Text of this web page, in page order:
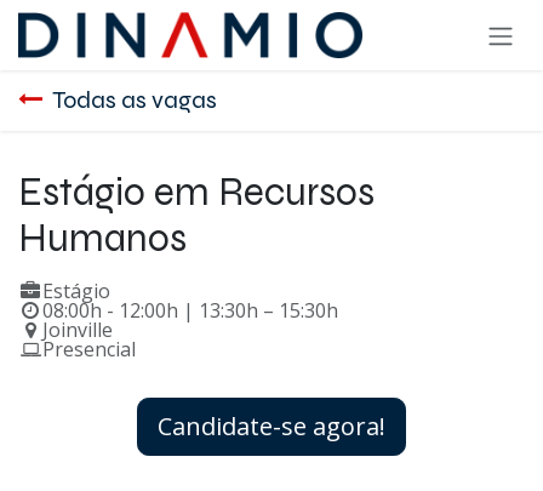
Pular para o conteúdo
Todas as vagas
Estágio em Recursos
Humanos
Estágio
08:00h - 12:00h | 13:30h – 15:30h
Joinville
Presencial
Candidate-se agora!